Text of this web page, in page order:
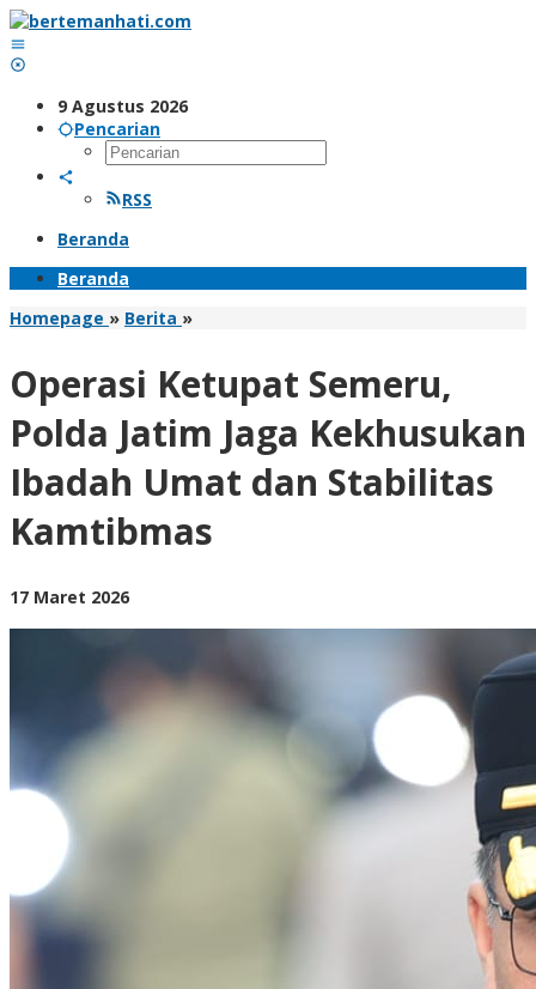
Lewati
ke
konten
9 Agustus 2026
Pencarian
RSS
Beranda
Beranda
Homepage » Berita »Operasi
Polda
Jaga
Kekhusukan
Ibadah
Umat
dan
Stabilitas
Operasi Ketupat Semeru,
Polda Jatim Jaga Kekhusukan
Ibadah Umat dan Stabilitas
Kamtibmas
17 Maret 2026oleh